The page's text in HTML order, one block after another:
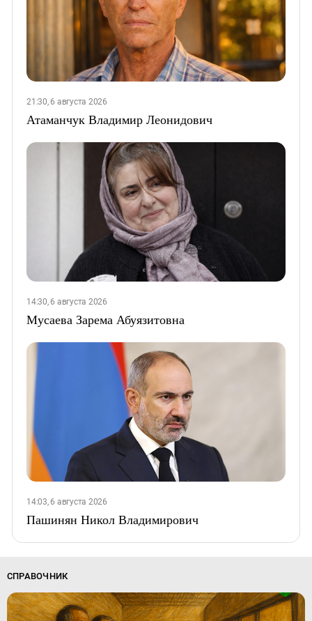
21:30, 6 августа 2026
Атаманчук Владимир Леонидович
14:30, 6 августа 2026
Мусаева Зарема Абуязитовна
14:03, 6 августа 2026
Пашинян Никол Владимирович
СПРАВОЧНИК